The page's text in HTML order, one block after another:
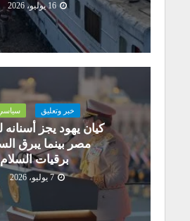
16 يوليو، 2026
خبر وتعليق
كيان يهود يجز أسنانه
مصر بينما يبرق
برقيات
7 يوليو، 2026